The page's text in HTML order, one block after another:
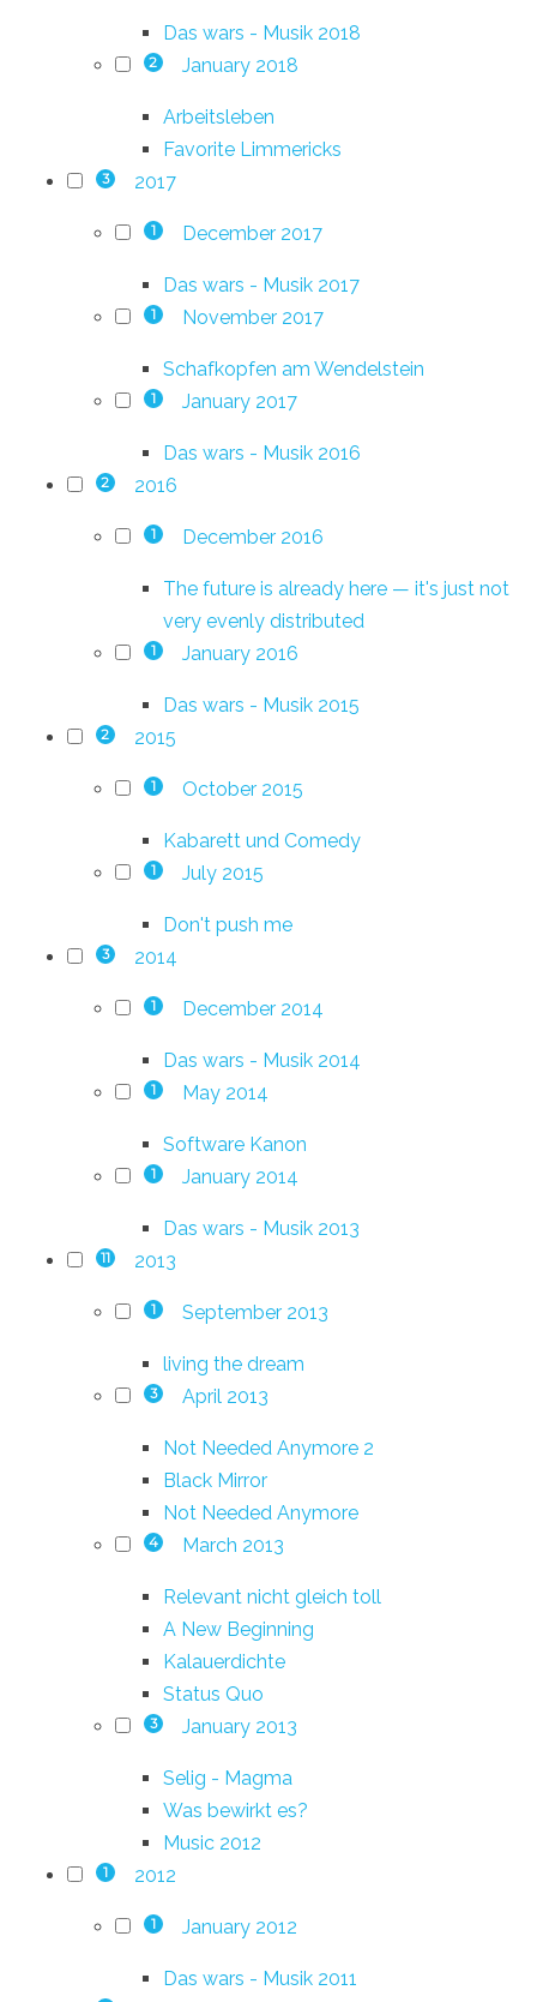
Das wars - Musik 2018
2 January 2018
Arbeitsleben
Favorite Limmericks
3 2017
1 December 2017
Das wars - Musik 2017
1 November 2017
Schafkopfen am Wendelstein
1 January 2017
Das wars - Musik 2016
2 2016
1 December 2016
The future is already here — it's just not
very evenly distributed
1 January 2016
Das wars - Musik 2015
2 2015
1 October 2015
Kabarett und Comedy
1 July 2015
Don't push me
3 2014
1 December 2014
Das wars - Musik 2014
1 May 2014
Software Kanon
1 January 2014
Das wars - Musik 2013
11 2013
1 September 2013
living the dream
3 April 2013
Not Needed Anymore 2
Black Mirror
Not Needed Anymore
4 March 2013
Relevant nicht gleich toll
A New Beginning
Kalauerdichte
Status Quo
3 January 2013
Selig - Magma
Was bewirkt es?
Music 2012
1 2012
1 January 2012
Das wars - Musik 2011